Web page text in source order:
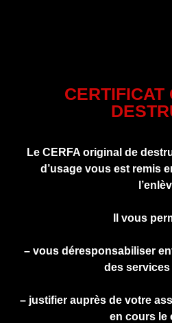
CERTIFICAT
Le CERFA original de
d’usage vous est remis
Il vous
– vous déresponsabiliser
des
– justifier auprès de votre
en cours le